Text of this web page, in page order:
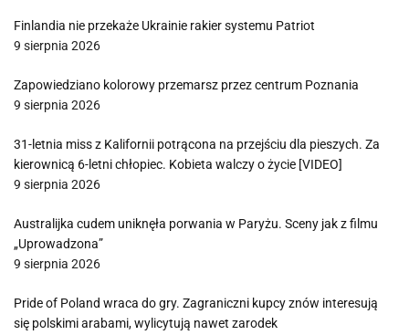
Finlandia nie przekaże Ukrainie rakier systemu Patriot
9 sierpnia 2026
Zapowiedziano kolorowy przemarsz przez centrum Poznania
9 sierpnia 2026
31-letnia miss z Kalifornii potrącona na przejściu dla pieszych. Za
kierownicą 6-letni chłopiec. Kobieta walczy o życie [VIDEO]
9 sierpnia 2026
Australijka cudem uniknęła porwania w Paryżu. Sceny jak z filmu
„Uprowadzona”
9 sierpnia 2026
Pride of Poland wraca do gry. Zagraniczni kupcy znów interesują
się polskimi arabami, wylicytują nawet zarodek